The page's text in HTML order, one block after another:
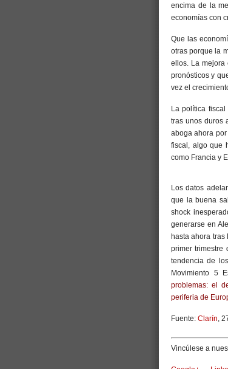
encima de la
economías con
Que las
otras porque la
ellos. La mejora
pronósticos y
vez el
La política
tras unos duros
aboga ahora
fiscal, algo que
como Francia y
Los datos
que la buena
shock
generarse en
hasta ahora tras
primer trimestre
tendencia de
Movimiento 5
problemas: el
periferia de
Fuente: Clarín,
Vincúlese a